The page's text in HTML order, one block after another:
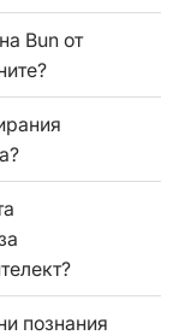
Bun от
познания